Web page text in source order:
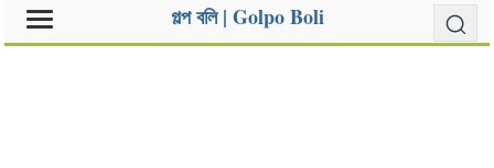
গল্প বলি | Golpo Boli